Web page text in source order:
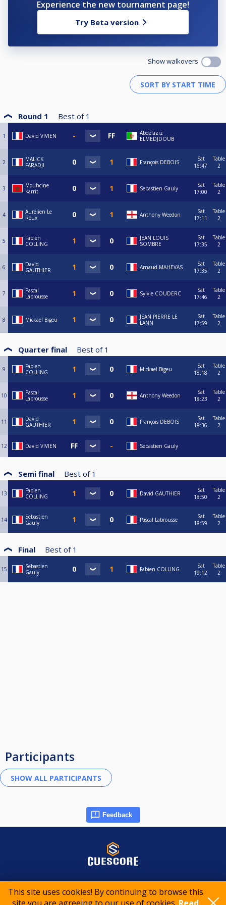
This site uses cookies! By continuing to browse this
sportif Snooker 2025-2026
Experience the new tournament page!
Try Beta version
Show walkovers
Round 1 Best of 1
1 David VIVIEN
Abdelaziz
ELMEDJDOUB
2
MALICK
FARADJI
François DEBOIS
Sat
16:47
Table
2
3
Mouhcine
Karrit
Sebastien Gauly
Sat
17:00
Table
2
4
Aurélien Le
Roux
Anthony Weedon
Sat
17:11
Table
2
5
Fabien
COLLING
JEAN LOUIS
SOMBRE
Sat
17:35
Table
2
6
David
GAUTHIER
Arnaud MAHEVAS
Sat
17:35
Table
2
7
Pascal
Labrousse
Sylvie COUDERC
Sat
17:46
Table
2
8 Mickael Bigeu
JEAN PIERRE LE
LANN
Sat
17:59
Table
2
Quarter final Best of 1
9
Fabien
COLLING
Mickael Bigeu
Sat
18:18
Table
2
10
Pascal
Labrousse
Anthony Weedon
Sat
18:23
Table
2
11
David
GAUTHIER
François DEBOIS
Sat
18:36
Table
2
12 David VIVIEN Sebastien Gauly
Semi final Best of 1
13
Fabien
COLLING
David GAUTHIER
Sat
18:50
Table
2
14
Sebastien
Gauly
Pascal Labrousse
Sat
18:59
Table
2
Final Best of 1
15
Sebastien
Gauly
Fabien COLLING
Sat
19:12
Table
2
Participants
Feedback
© 2015-2026 CueScore International